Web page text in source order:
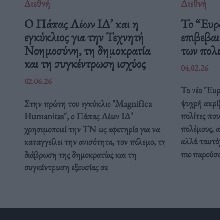
Διεθνή
Ο Πάπας Λέων ΙΔ’ και η
εγκύκλιος για την Τεχνητή
Νοημοσύνη, τη δημοκρατία
και τη συγκέντρωση ισχύος
02.06.26
Στην πρώτη του εγκύκλιο "Magnifica
Humanitas", ο Πάπας Λέων ΙΔ’
χρησιμοποιεί την ΤΝ ως αφετηρία για να
καταγγείλει την ανισότητα, τον πόλεμο, τη
διάβρωση της δημοκρατίας και τη
συγκέντρωση εξουσίας σε
Διεθνή
Το
των
04.02.26
Το νέο
ψυχρή
πολίτες
πολέμους,
αλλά
πιο